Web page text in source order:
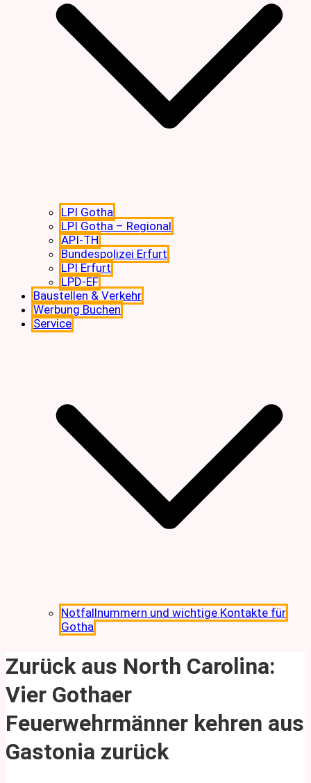
LPI Gotha
LPI Gotha – Regional
API-TH
Bundespolizei Erfurt
LPI Erfurt
LPD-EF
Baustellen & Verkehr
Werbung Buchen
Service
Notfallnummern und wichtige Kontakte für
Gotha
Zurück aus North Carolina:
Vier Gothaer
Feuerwehrmänner kehren aus
Gastonia zurück